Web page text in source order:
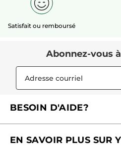
Satisfait ou remboursé
Abonnez-vous
BESOIN D'AIDE?
Contactez-nous
EN SAVOIR PLUS SUR